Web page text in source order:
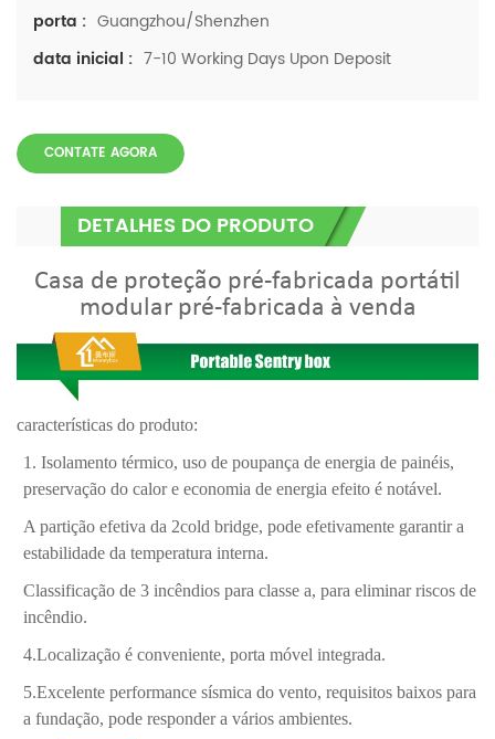
porta : Guangzhou/Shenzhen
data inicial : 7-10 Working Days Upon Deposit
CONTATE AGORA
DETALHES DO PRODUTO
Casa de proteção pré-fabricada portátil
modular pré-fabricada à venda
características do produto:
1. Isolamento térmico, uso de poupança de energia de painéis,
preservação do calor e economia de energia efeito é notável.
A partição efetiva da 2cold bridge, pode efetivamente garantir a
estabilidade da temperatura interna.
Classificação de 3 incêndios para classe a, para eliminar riscos de
incêndio.
4.Localização é conveniente, porta móvel integrada.
5.Excelente performance sísmica do vento, requisitos baixos para
a fundação, pode responder a vários ambientes.